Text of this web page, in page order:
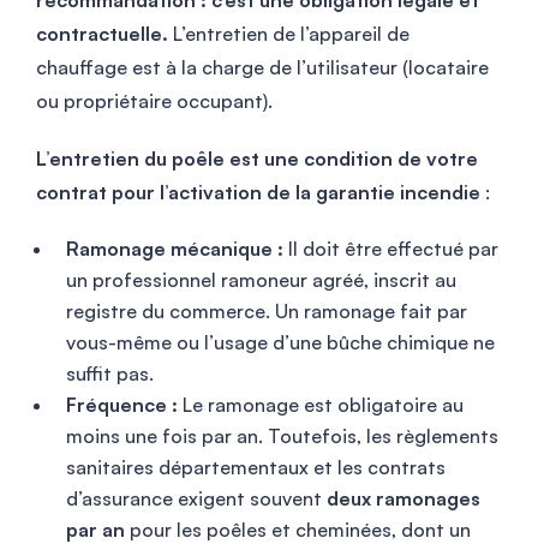
contractuelle. L’entretien de l’appareil de
chauffage est à la charge de l’utilisateur (locataire
ou propriétaire occupant).
L’entretien du poêle est une condition de votre
contrat pour l’activation de la garantie incendie :
Ramonage mécanique : Il doit être effectué par
un professionnel ramoneur agréé, inscrit au
registre du commerce. Un ramonage fait par
vous-même ou l’usage d’une bûche chimique ne
suffit pas.
Fréquence : Le ramonage est obligatoire au
moins une fois par an. Toutefois, les règlements
sanitaires départementaux et les contrats
d’assurance exigent souvent deux ramonages
par an pour les poêles et cheminées, dont un